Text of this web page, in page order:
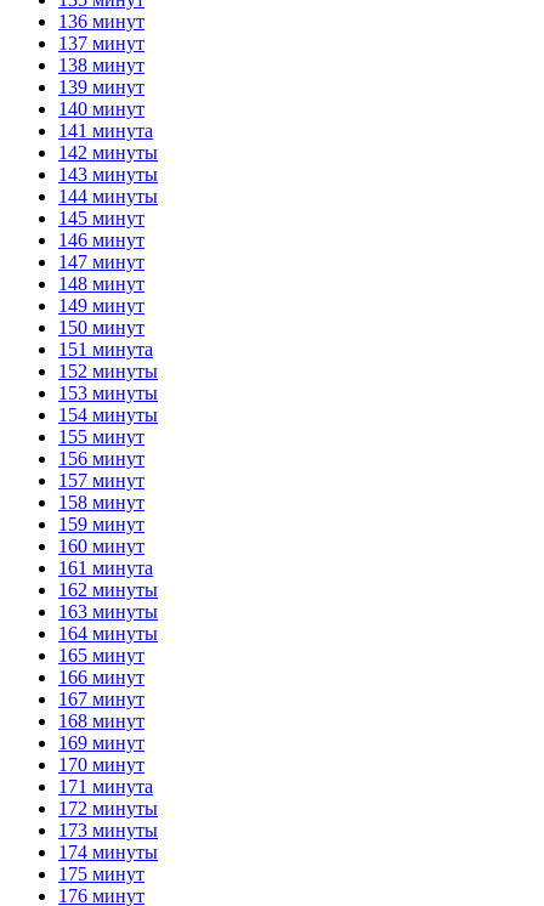
136 минут
137 минут
138 минут
139 минут
140 минут
141 минута
142 минуты
143 минуты
144 минуты
145 минут
146 минут
147 минут
148 минут
149 минут
150 минут
151 минута
152 минуты
153 минуты
154 минуты
155 минут
156 минут
157 минут
158 минут
159 минут
160 минут
161 минута
162 минуты
163 минуты
164 минуты
165 минут
166 минут
167 минут
168 минут
169 минут
170 минут
171 минута
172 минуты
173 минуты
174 минуты
175 минут
176 минут